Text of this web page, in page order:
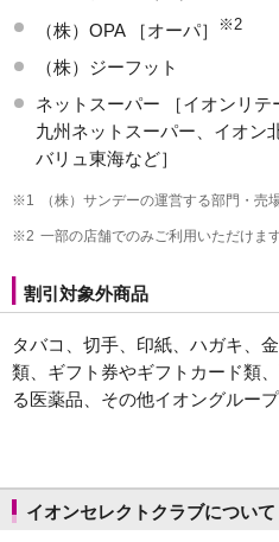
（株）OPA ［オーパ］
※2
（株）ジーフット
ネットスーパー ［イオンリ
九州ネットスーパー、イオン
バリュ東海など］
※1 （株）サンデーの運営する部門・売
※2 一部の店舗でのみご利用いただけます
割引対象外商品
タバコ、切手、印紙、ハガキ、
類、ギフト券やギフトカード類
る医薬品、その他イオングルー
イオンセレクトクラブについて